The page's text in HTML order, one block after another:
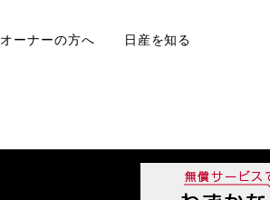
オーナーの方へ 日産を知る